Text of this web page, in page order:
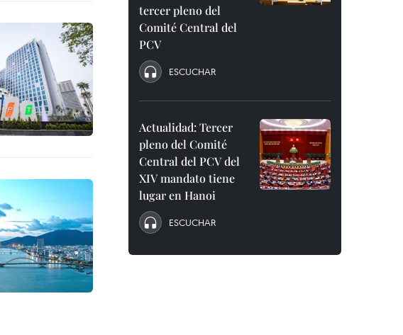
tercer pleno del
Comité Central del
PCV
ESCUCHAR
Actualidad: Tercer
pleno del Comité
Central del PCV del
XIV mandato tiene
lugar en Hanoi
ESCUCHAR